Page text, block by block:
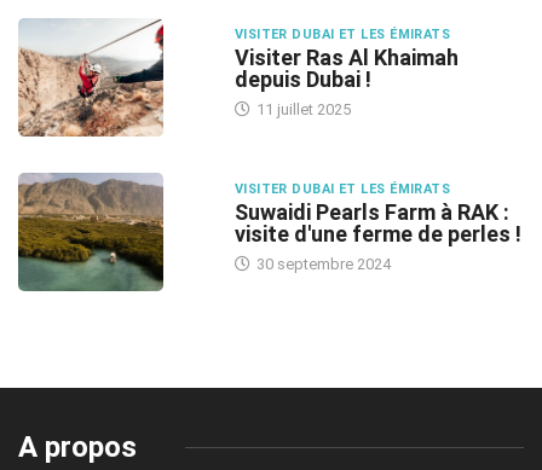
VISITER DUBAI ET LES ÉMIRATS
Visiter Ras Al Khaimah
depuis Dubai !
11 juillet 2025
VISITER DUBAI ET LES ÉMIRATS
Suwaidi Pearls Farm à RAK :
visite d'une ferme de perles !
30 septembre 2024
A propos